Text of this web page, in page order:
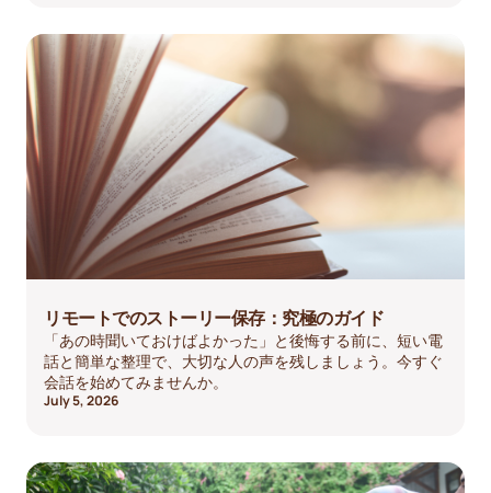
リモートでのストーリー保存：究極のガイド
「あの時聞いておけばよかった」と後悔する前に、短い電
話と簡単な整理で、大切な人の声を残しましょう。今すぐ
会話を始めてみませんか。
July 5, 2026